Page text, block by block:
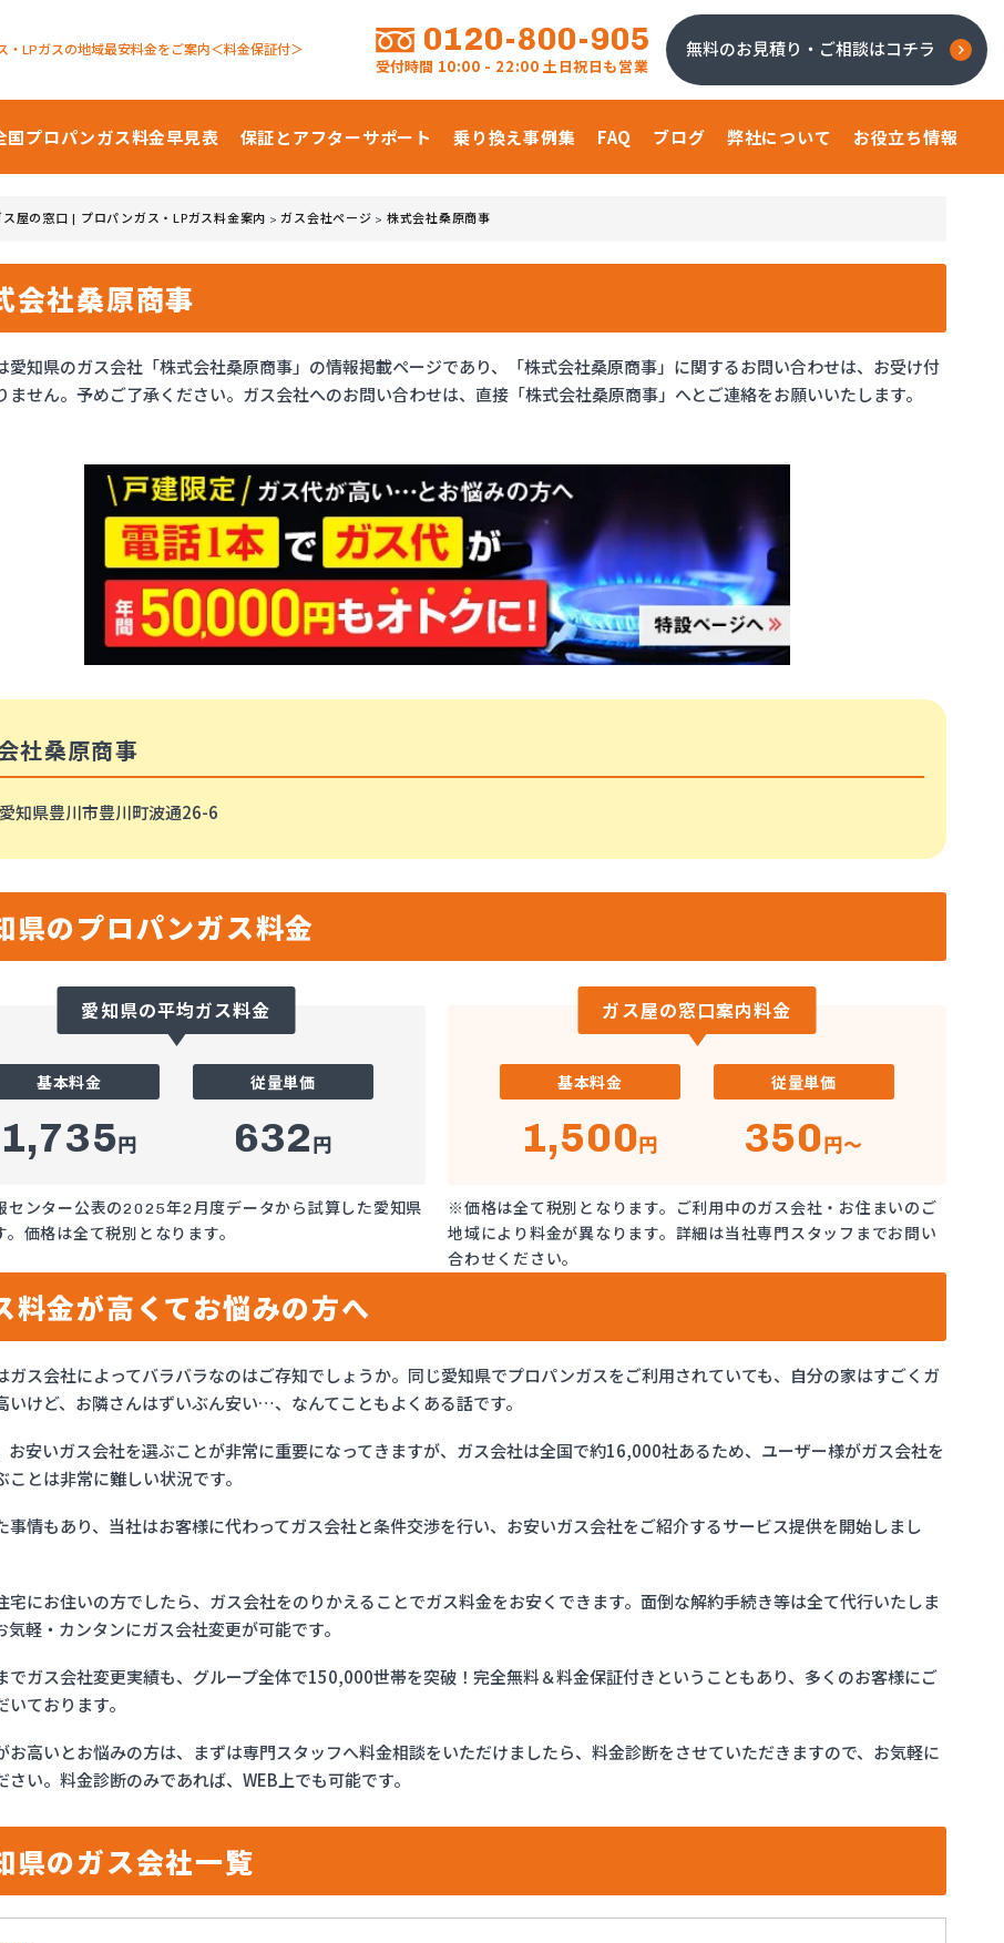
・LPガスの地域最安料金をご案内＜料金保証付＞ 0120-800-905
受付時間 10:00 - 22:00 土日祝日も営業
無料のお見積り・ご相談はコチラ
国プロパンガス料金早見表 保証とアフターサポート 乗り換え事例集 FAQ ブログ 弊社について お役立ち情報
ス屋の窓口 | プロパンガス・LPガス料金案内 >ガス会社ページ > 株式会社桑原商事
会社桑原商事
愛知県のガス会社「株式会社桑原商事」の情報掲載ページであり、「株式会社桑原商事」に関するお問い合わせは、お受け付
ません。予めご了承ください。ガス会社へのお問い合わせは、直接「株式会社桑原商事」へとご連絡をお願いいたします。
社桑原商事
愛知県豊川市豊川町波通26-6
県のプロパンガス料金
愛知県の平均ガス料金
基本料金
1,735円
従量単価
632円
センター公表の2025年2月度データから試算した愛知県
。価格は全て税別となります。
ガス屋の窓口案内料金
基本料金
1,500円
従量単価
350円～
※価格は全て税別となります。ご利用中のガス会社・お住まいのご
地域により料金が異なります。詳細は当社専門スタッフまでお問い
合わせください。
料金が高くてお悩みの方へ
ガス会社によってバラバラなのはご存知でしょうか。同じ愛知県でプロパンガスをご利用されていても、自分の家はすごくガ
いけど、お隣さんはずいぶん安い…、なんてこともよくある話です。
お安いガス会社を選ぶことが非常に重要になってきますが、ガス会社は全国で約16,000社あるため、ユーザー様がガス会社を
ことは非常に難しい状況です。
事情もあり、当社はお客様に代わってガス会社と条件交渉を行い、お安いガス会社をご紹介するサービス提供を開始しまし
宅にお住いの方でしたら、ガス会社をのりかえることでガス料金をお安くできます。面倒な解約手続き等は全て代行いたしま
気軽・カンタンにガス会社変更が可能です。
でガス会社変更実績も、グループ全体で150,000世帯を突破！完全無料＆料金保証付きということもあり、多くのお客様にご
ております。
お高いとお悩みの方は、まずは専門スタッフへ料金相談をいただけましたら、料金診断をさせていただきますので、お気軽に
さい。料金診断のみであれば、WEB上でも可能です。
県のガス会社一覧